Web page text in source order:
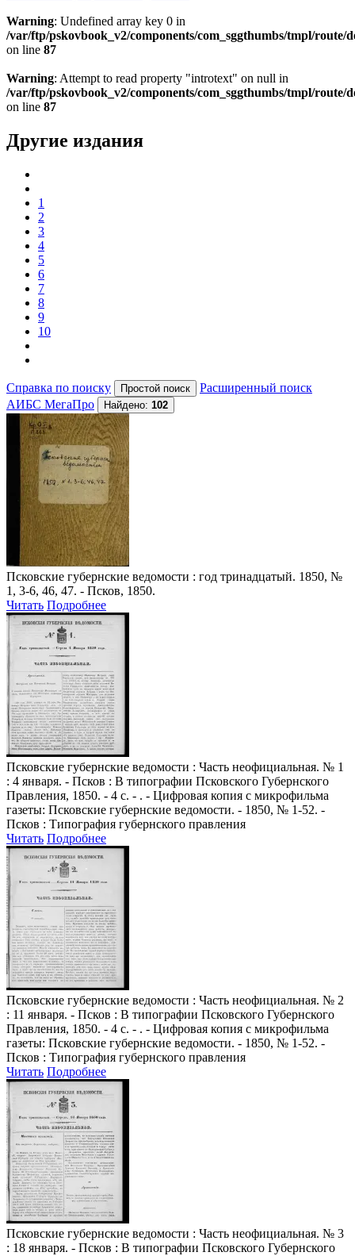
Warning: Undefined array key 0 in
/var/ftp/pskovbook_v2/components/com_sggthumbs/tmpl/route/
on line 87
Warning: Attempt to read property "introtext" on null in
/var/ftp/pskovbook_v2/components/com_sggthumbs/tmpl/route/
on line 87
Другие издания
1
2
3
4
5
6
7
8
9
10
Справка по поиску
Расширенный поиск
АИБС МегаПро
Найдено: 102
Псковские губернские ведомости : год тринадцатый. 1850, №
1, 3-6, 46, 47. - Псков, 1850.
Читать Подробнее
Псковские губернские ведомости : Часть неофициальная. № 1
: 4 января. - Псков : В типографии Псковского Губернского
Правления, 1850. - 4 с. - . - Цифровая копия с микрофильма
газеты: Псковские губернские ведомости. - 1850, № 1-52. -
Псков : Типография губернского правления
Читать Подробнее
Псковские губернские ведомости : Часть неофициальная. № 2
: 11 января. - Псков : В типографии Псковского Губернского
Правления, 1850. - 4 с. - . - Цифровая копия с микрофильма
газеты: Псковские губернские ведомости. - 1850, № 1-52. -
Псков : Типография губернского правления
Читать Подробнее
Псковские губернские ведомости : Часть неофициальная. № 3
: 18 января. - Псков : В типографии Псковского Губернского